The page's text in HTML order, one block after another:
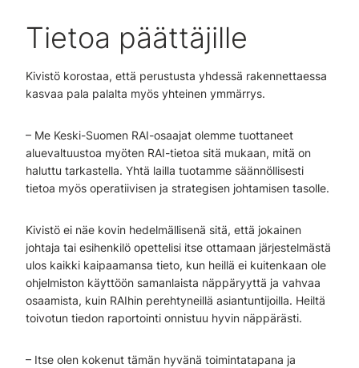
Tietoa päättäjille
Kivistö korostaa, että perustusta yhdessä rakennettaessa
kasvaa pala palalta myös yhteinen ymmärrys.
– Me Keski-Suomen RAI-osaajat olemme tuottaneet
aluevaltuustoa myöten RAI-tietoa sitä mukaan, mitä on
haluttu tarkastella. Yhtä lailla tuotamme säännöllisesti
tietoa myös operatiivisen ja strategisen johtamisen tasolle.
Kivistö ei näe kovin hedelmällisenä sitä, että jokainen
johtaja tai esihenkilö opettelisi itse ottamaan järjestelmästä
ulos kaikki kaipaamansa tieto, kun heillä ei kuitenkaan ole
ohjelmiston käyttöön samanlaista näppäryyttä ja vahvaa
osaamista, kuin RAIhin perehtyneillä asiantuntijoilla. Heiltä
toivotun tiedon raportointi onnistuu hyvin näppärästi.
– Itse olen kokenut tämän hyvänä toimintatapana ja